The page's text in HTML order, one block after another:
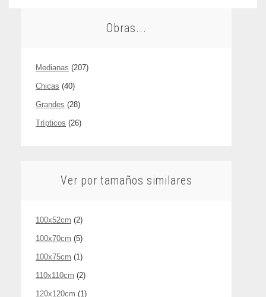
Obras...
Medianas (207)
Chicas (40)
Grandes (28)
Trípticos (26)
Ver por tamaños similares
100x52cm (2)
100x70cm (5)
100x75cm (1)
110x110cm (2)
120x120cm (1)